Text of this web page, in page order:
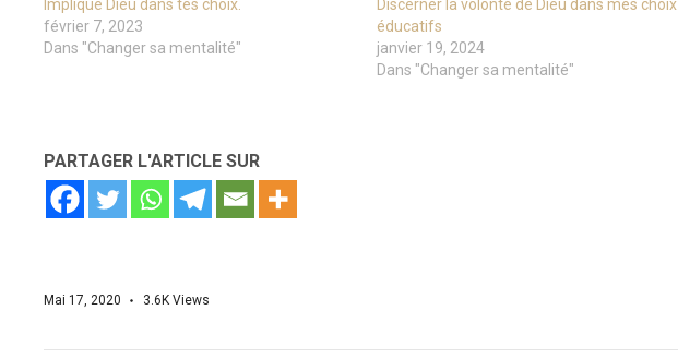
Implique Dieu dans tes choix.
février 7, 2023
Dans "Changer sa mentalité"
Discerner la volonté de Dieu dans mes choix
éducatifs
janvier 19, 2024
Dans "Changer sa mentalité"
PARTAGER L'ARTICLE SUR
Mai 17, 2020 3.6K Views